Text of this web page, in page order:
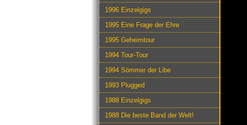
1996 Einzelgigs
1995 Eine Frage der Ehre
1995 Geheimtour
1994 Tour-Tour
1994 Sömmer der Libe
1993 Plugged
1988 Einzelgigs
1988 Die beste Band der Welt!